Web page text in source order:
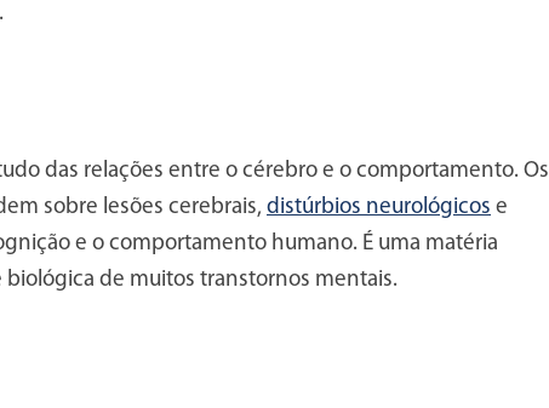
das relações entre o cérebro e o comportamento. Os
sobre lesões cerebrais, distúrbios neurológicos e
e o comportamento humano. É uma matéria
de muitos transtornos mentais.